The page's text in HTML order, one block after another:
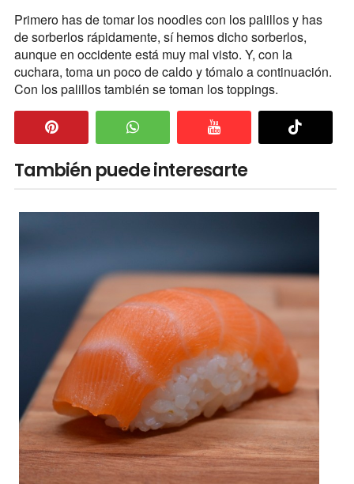
Primero has de tomar los noodles con los palillos y has
de sorberlos rápidamente, sí hemos dicho sorberlos,
aunque en occidente está muy mal visto. Y, con la
cuchara, toma un poco de caldo y tómalo a continuación.
Con los palillos también se toman los toppings.
También puede interesarte